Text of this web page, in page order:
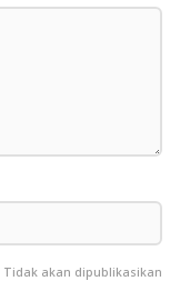
Tidak akan dipublikasikan